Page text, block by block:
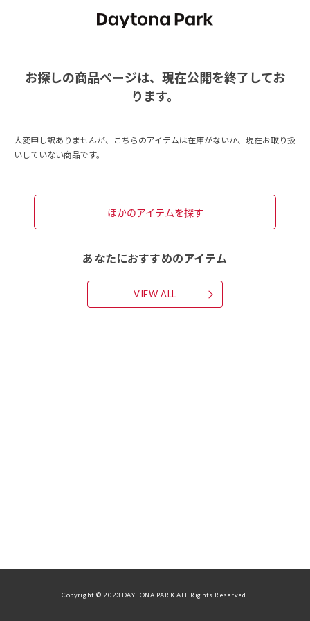
お探しの商品ページは、現在公開を終了してお
ります。
大変申し訳ありませんが、こちらのアイテムは在庫がないか、現在お取り扱
いしていない商品です。
ほかのアイテムを探す
あなたにおすすめのアイテム
VIEW ALL
Copyright © 2023 DAYTONA PARK ALL Rights Reserved.